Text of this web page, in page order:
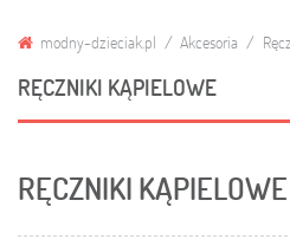
modny-dzieciak.pl Akcesoria
RĘCZNIKI KĄPIELOWE
RĘCZNIKI KĄPIELOWE